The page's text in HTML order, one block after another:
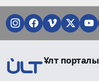
Ұлт порталы